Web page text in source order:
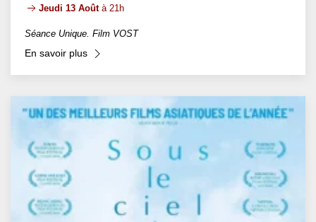
Jeudi 13 Aoûtà 21h
Séance Unique. Film VOST
En savoir plus